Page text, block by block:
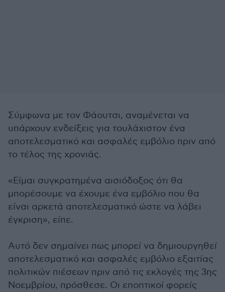
Σύμφωνα με τον Φάουτσι, αναμένεται να
υπάρχουν ενδείξεις για τουλάχιστον ένα
αποτελεσματικό και ασφαλές εμβόλιο πριν από
το τέλος της χρονιάς.
«Είμαι συγκρατημένα αισιόδοξος ότι θα
μπορέσουμε να έχουμε ένα εμβόλιο που θα
είναι αρκετά αποτελεσματικό ώστε να λάβει
έγκριση», είπε.
Αυτό δεν σημαίνει πως μπορεί να δημιουργηθεί
αποτελεσματικό και ασφαλές εμβόλιο εξαιτίας
πολιτικών πιέσεων πριν από τις εκλογές της 3ης
Νοεμβρίου, πρόσθεσε. Οι εποπτικοί φορείς